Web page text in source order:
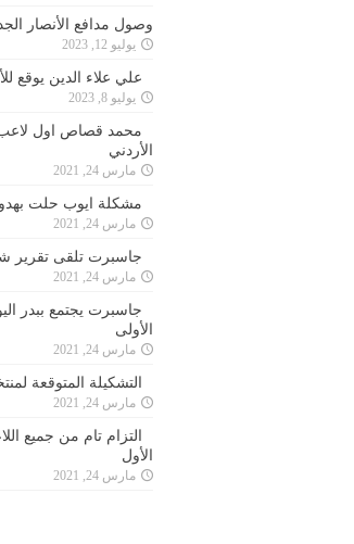
وصول مدافع الأنصار
يوليو 12, 2023
علي علاء الدين يوقع
يوليو 8, 2023
محمد قصاص اول لاعب
الأردني
مارس 24, 2021
مشكلة ايوب حلت
مارس 24, 2021
جاسبرت تلقى تقرير
مارس 24, 2021
جاسبرت يجتمع ببدر
الأولى
مارس 24, 2021
التشكيلة المتوقعة
مارس 24, 2021
التزام تام من جميع
الأول
مارس 24, 2021